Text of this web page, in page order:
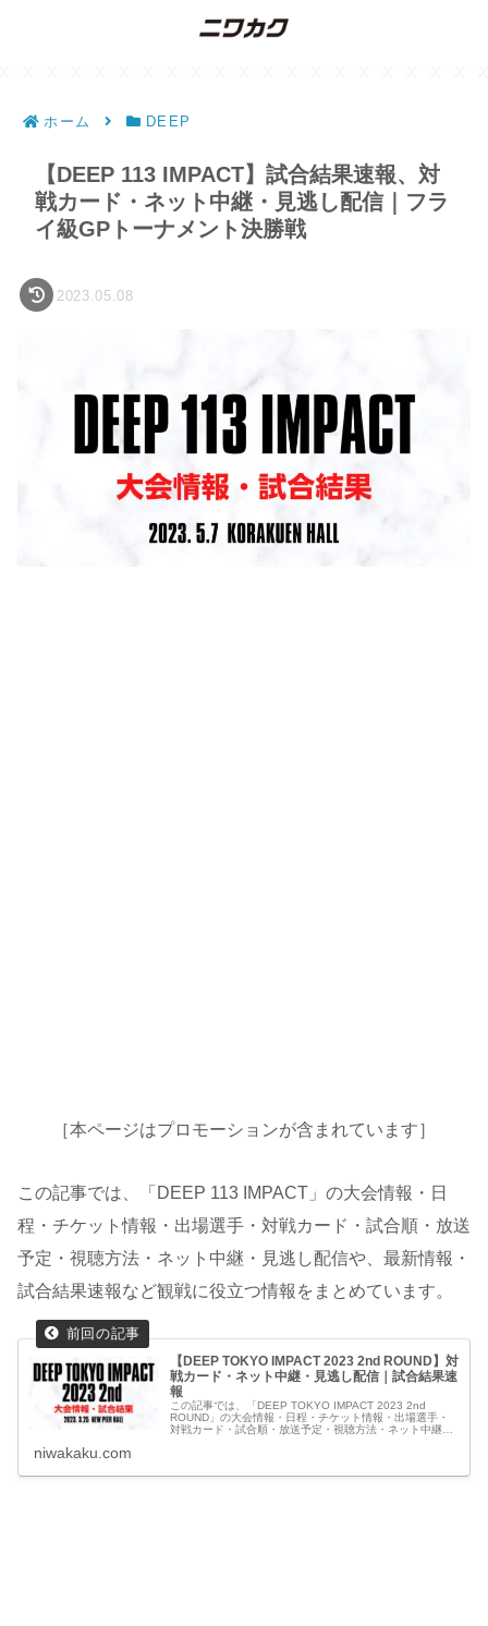
ホーム DEEP
【DEEP 113 IMPACT】試合結果速報、対
戦カード・ネット中継・見逃し配信｜フラ
イ級GPトーナメント決勝戦
2023.05.08
［本ページはプロモーションが含まれています］
この記事では、「DEEP 113 IMPACT」の大会情報・日
程・チケット情報・出場選手・対戦カード・試合順・放送
予定・視聴方法・ネット中継・見逃し配信や、最新情報・
試合結果速報など観戦に役立つ情報をまとめています。
【DEEP TOKYO IMPACT 2023 2nd ROUND】対
戦カード・ネット中継・見逃し配信｜試合結果速
報
この記事では、「DEEP TOKYO IMPACT 2023 2nd
ROUND」の大会情報・日程・チケット情報・出場選手・
対戦カード・試合順・放送予定・視聴方法・ネット中継・
niwakaku.com